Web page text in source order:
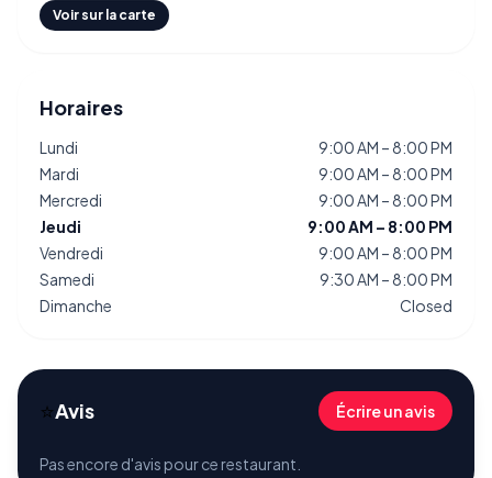
Voir sur la carte
Horaires
Lundi
9:00 AM – 8:00 PM
Mardi
9:00 AM – 8:00 PM
Mercredi
9:00 AM – 8:00 PM
Jeudi
9:00 AM – 8:00 PM
Vendredi
9:00 AM – 8:00 PM
Samedi
9:30 AM – 8:00 PM
Dimanche
Closed
⭐Avis Écrire un avis
Pas encore d'avis pour ce restaurant.